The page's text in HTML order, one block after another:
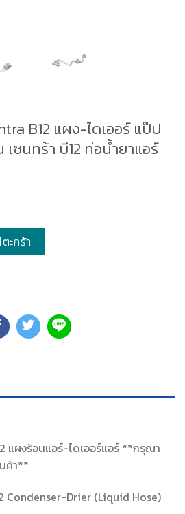
B12 แผง-ไดเออร์ แป๊ป
ซนทร้า บี12 ท่อน้ำยาแอร์
ะกร้า
แผงร้อนแอร์-ไดเออร์แอร์ **กรุณา
ค้า**
Condenser-Drier (Liquid Hose)